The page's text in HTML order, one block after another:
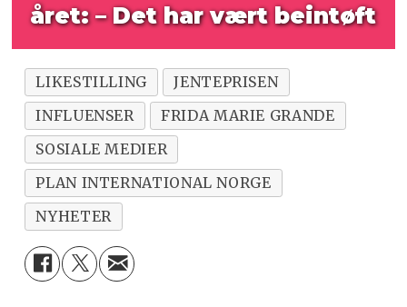
året: – Det har vært beintøft
LIKESTILLING
JENTEPRISEN
INFLUENSER
FRIDA MARIE GRANDE
SOSIALE MEDIER
PLAN INTERNATIONAL NORGE
NYHETER